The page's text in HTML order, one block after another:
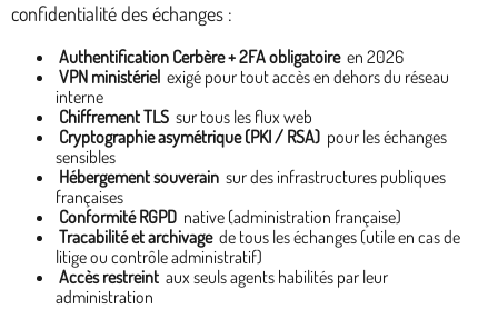
confidentialité des échanges :
Authentification Cerbère + 2FA obligatoire en 2026
VPN ministériel exigé pour tout accès en dehors du réseau
interne
Chiffrement TLS sur tous les flux web
Cryptographie asymétrique (PKI / RSA) pour les échanges
sensibles
Hébergement souverain sur des infrastructures publiques
françaises
Conformité RGPD native (administration française)
Tracabilité et archivage de tous les échanges (utile en cas de
litige ou contrôle administratif)
Accès restreint aux seuls agents habilités par leur
administration